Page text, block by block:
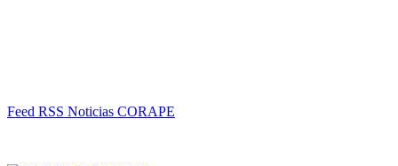
Feed RSS Noticias CORAPE